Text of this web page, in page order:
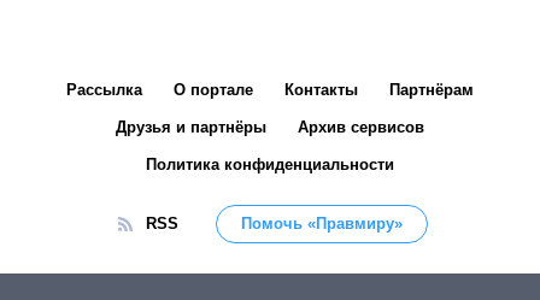
Рассылка О портале Контакты Партнёрам
Друзья и партнёры Архив сервисов
Политика конфиденциальности
RSS Помочь «Правмиру»